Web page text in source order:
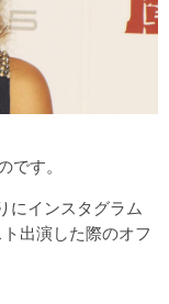
です。
にインスタグラム
出演した際のオフ